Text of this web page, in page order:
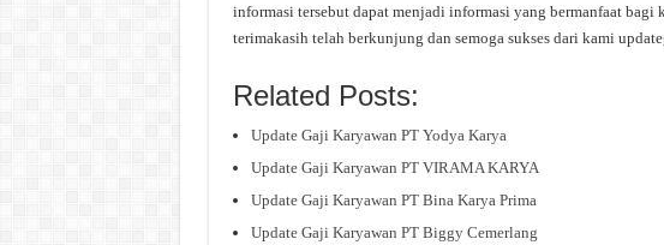
informasi tersebut dapat menjadi informasi yang bermanfaat
terimakasih telah berkunjung dan semoga sukses dari kami
Related Posts:
Update Gaji Karyawan PT Yodya Karya
Update Gaji Karyawan PT VIRAMA KARYA
Update Gaji Karyawan PT Bina Karya Prima
Update Gaji Karyawan PT Biggy Cemerlang